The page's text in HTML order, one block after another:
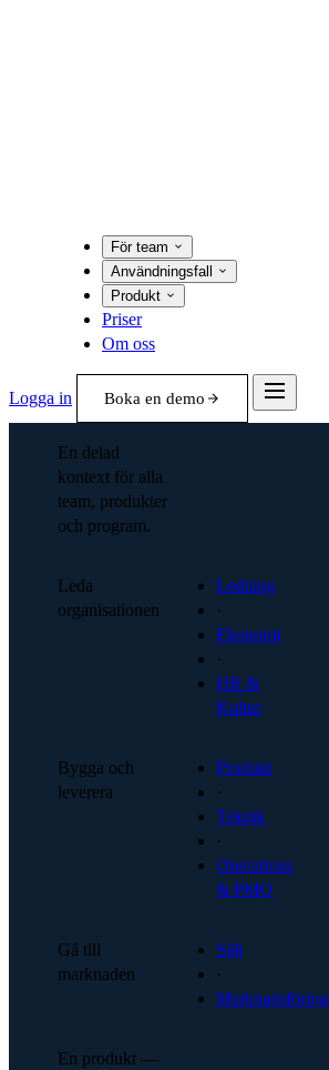
För team
Användningsfall
Produkt
Priser
Om oss
Logga in Boka en demo
En delad
kontext för alla
team, produkter
och program.
Leda
organisationen
Ledning
·
Ekonomi
·
HR &
Kultur
Bygga och
leverera
Produkt
·
Teknik
·
Operations
& PMO
Gå till
marknaden
Sälj
·
Marknadsföring
En produkt —